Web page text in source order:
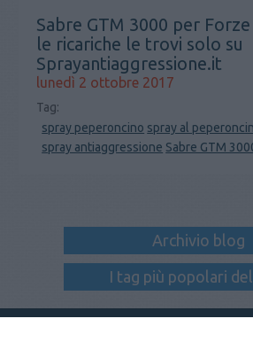
Sabre GTM 3000 per
le ricariche le trovi solo su
Sprayantiaggressione.it
lunedì 2 ottobre 2017
Tag:
spray peperoncino spray al
spray antiaggressione Sabre GTM
Archivio blog
I tag più popolari